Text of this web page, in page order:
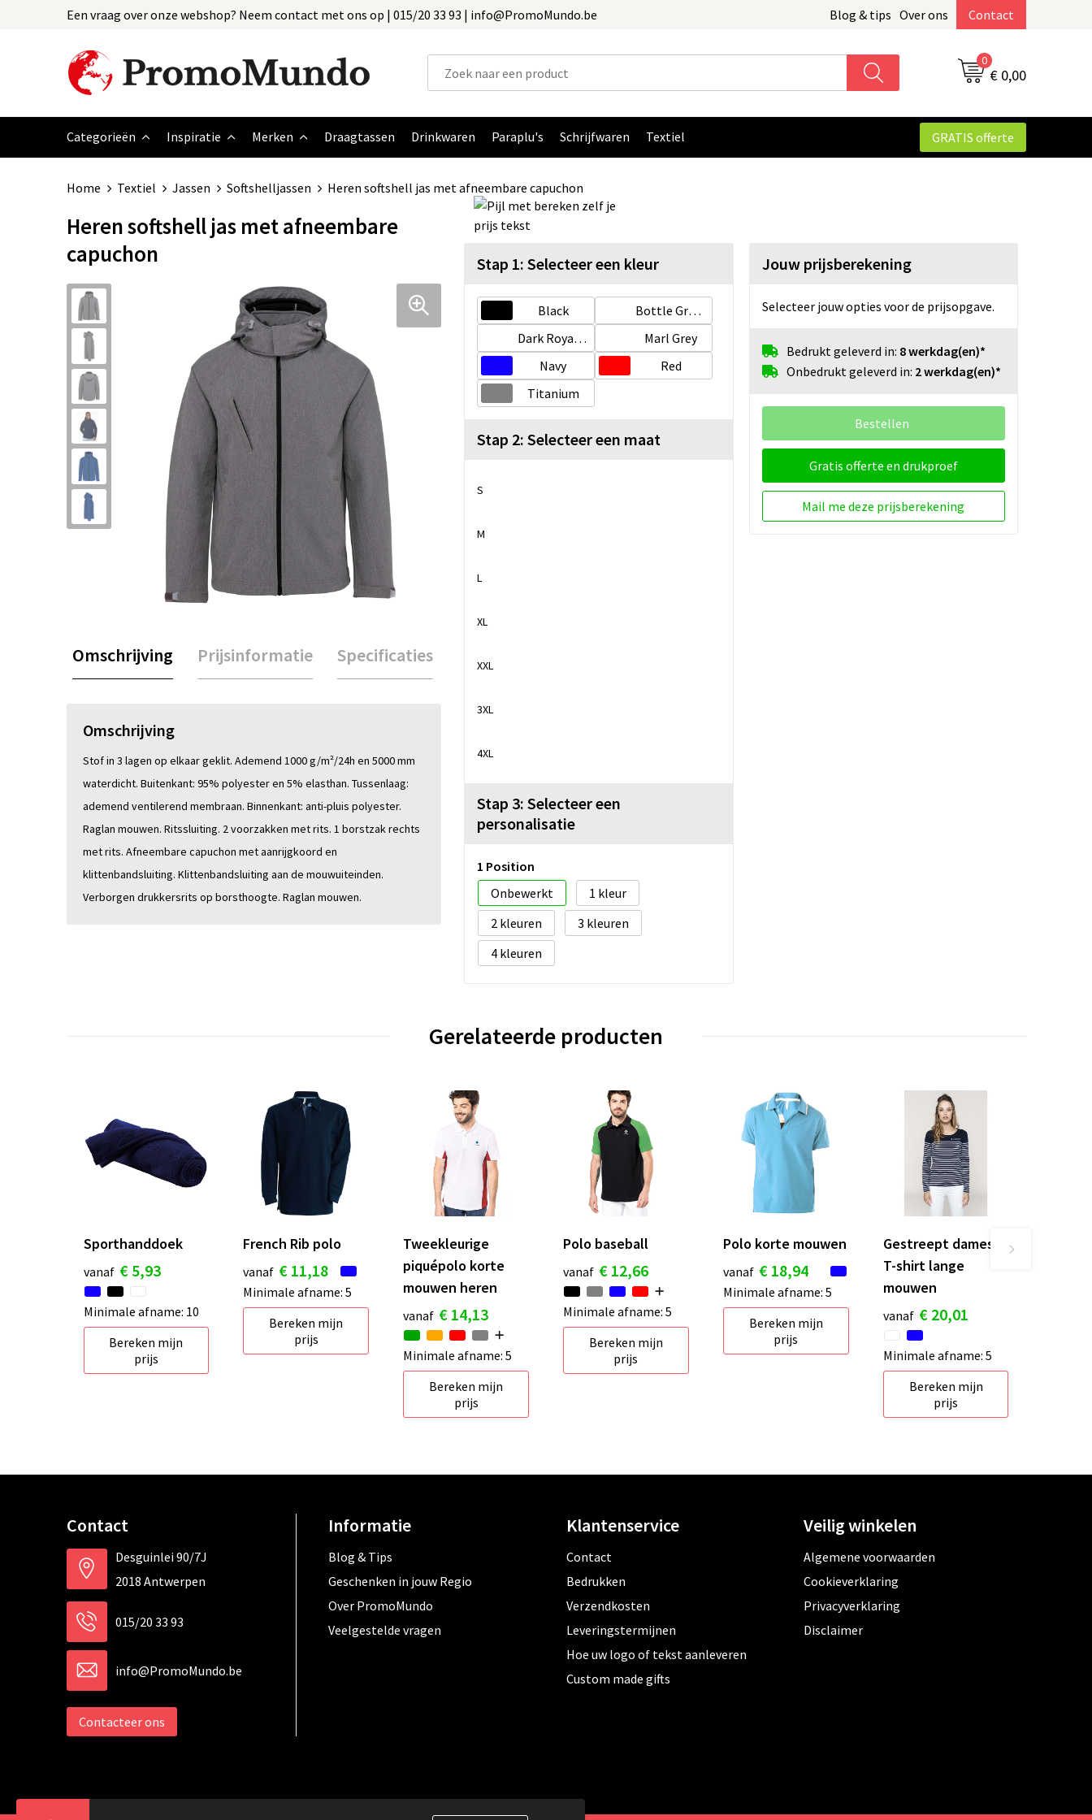
Een vraag over onze webshop? Neem contact met ons op | 015/20 33 93 | info@PromoMundo.be Blog & tips Over ons Contact
0
€ 0,00
Categorieën Inspiratie Merken Draagtassen Drinkwaren Paraplu's Schrijfwaren Textiel GRATIS offerte
Home Textiel Jassen Softshelljassen Heren softshell jas met afneembare capuchon
Heren softshell jas met afneembare
capuchon
Omschrijving Prijsinformatie Specificaties
Omschrijving
Stof in 3 lagen op elkaar geklit. Ademend 1000 g/m²/24h en 5000 mm
waterdicht. Buitenkant: 95% polyester en 5% elasthan. Tussenlaag:
ademend ventilerend membraan. Binnenkant: anti-pluis polyester.
Raglan mouwen. Ritssluiting. 2 voorzakken met rits. 1 borstzak rechts
met rits. Afneembare capuchon met aanrijgkoord en
klittenbandsluiting. Klittenbandsluiting aan de mouwuiteinden.
Verborgen drukkersrits op borsthoogte. Raglan mouwen.
Stap 1: Selecteer een kleur
Black
Bottle Green
Dark Royal Blue
Marl Grey
Navy
Red
Titanium
Stap 2: Selecteer een maat
S
M
L
XL
XXL
3XL
4XL
Stap 3: Selecteer een
personalisatie
1 Position
Onbewerkt
1
2
3
4
Jouw prijsberekening
Selecteer jouw opties voor de prijsopgave.
Bedrukt geleverd in: 8 werkdag(en)*
Onbedrukt geleverd in: 2 werkdag(en)*
Bestellen
Gratis offerte en drukproef
Mail me deze prijsberekening
Gerelateerde producten
Sporthanddoek
vanaf € 5,93
Minimale afname: 10
Bereken mijn
prijs
French Rib polo
vanaf € 11,18
Minimale afname: 5
Bereken mijn
prijs
Tweekleurige
piquépolo korte
mouwen heren
vanaf € 14,13
Minimale afname: 5
Bereken mijn
prijs
Polo baseball
vanaf € 12,66
Minimale afname: 5
Bereken mijn
prijs
Polo korte mouwen
vanaf € 18,94
Minimale afname: 5
Bereken mijn
prijs
Gestreept dames-
T-shirt lange
mouwen
vanaf € 20,01
Minimale afname: 5
Bereken mijn
prijs
Contact
Desguinlei 90/7J
2018 Antwerpen
015/20 33 93
info@PromoMundo.be
Contacteer ons
Informatie
Blog & Tips
Geschenken in jouw Regio
Over PromoMundo
Veelgestelde vragen
Klantenservice
Contact
Bedrukken
Verzendkosten
Leveringstermijnen
Hoe uw logo of tekst aanleveren
Custom made gifts
Veilig winkelen
Algemene voorwaarden
Cookieverklaring
Privacyverklaring
Disclaimer